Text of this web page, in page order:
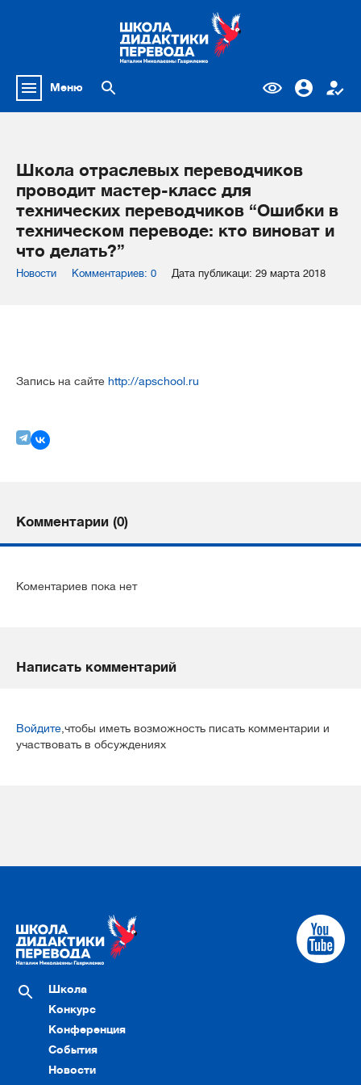
Меню
Школа отраслевых переводчиков
проводит мастер-класс для
технических переводчиков “Ошибки в
техническом переводе: кто виноват и
что делать?”
Новости Комментариев: 0 Дата публикаци: 29 марта 2018
Запись на сайте http://apschool.ru
Комментарии (0)
Коментариев пока нет
Написать комментарий
Войдите ,чтобы иметь возможность писать комментарии и
участвовать в обсуждениях
Школа
Конкурс
Конференция
События
Новости